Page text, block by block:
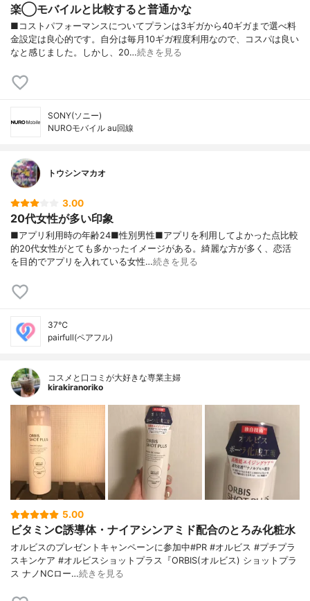
楽◯モバイルと比較すると普通かな
■コストパフォーマンスについてプランは3ギガから40ギガまで選べ料
金設定は良心的です。自分は毎月10ギガ程度利用なので、コスパは良い
なと感じました。しかし、20…続きを見る
SONY(ソニー)
NUROモバイル au回線
トウシンマカオ
3.00
20代女性が多い印象
■アプリ利用時の年齢24■性別男性■アプリを利用してよかった点比較
的20代女性がとても多かったイメージがある。綺麗な方が多く、恋活
を目的でアプリを入れている女性…続きを見る
37℃
pairfull(ペアフル)
コスメと口コミが大好きな専業主婦
kirakiranoriko
5.00
ビタミンC誘導体・ナイアシンアミド配合のとろみ化粧水
オルビスのプレゼントキャンペーンに参加中#PR #オルビス #プチプラ
スキンケア #オルビスショットプラス『ORBIS(オルビス) ショットプラ
ス ナノNCロー…続きを見る